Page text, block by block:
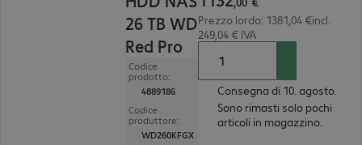
26 TB WD
Red Pro
Codice
prodotto:
4889186
Codice
produttore:
WD260KFGX
Prezzo lordo: 1381,04 €incl.
249,04 € IVA
Consegna di 10. agosto.
Sono rimasti solo pochi
articoli in magazzino.